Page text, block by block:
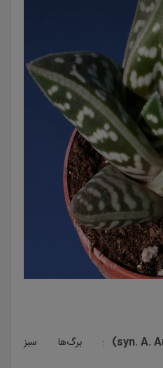
syn. A.
: برگ‌ها سبز